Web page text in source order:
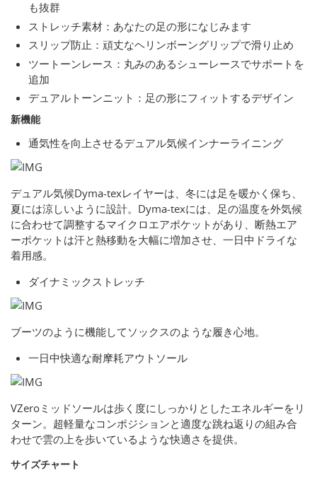
も抜群
ストレッチ素材：あなたの足の形になじみます
スリップ防止：頑丈なヘリンボーングリップで滑り止め
ツートーンレース：丸みのあるシューレースでサポートを
追加
デュアルトーンニット：足の形にフィットするデザイン
新機能
通気性を向上させるデュアル気候インナーライニング
デュアル気候Dyma-texレイヤーは、冬には足を暖かく保ち、
夏には涼しいように設計。Dyma-texには、足の温度を外気候
に合わせて調整するマイクロエアポケットがあり、断熱エア
ーポケットは汗と熱移動を大幅に増加させ、一日中ドライな
着用感。
ダイナミックストレッチ
ブーツのように機能してソックスのような履き心地。
一日中快適な耐摩耗アウトソール
VZeroミッドソールは歩く度にしっかりとしたエネルギーをリ
ターン。超軽量なコンポジションと適度な跳ね返りの組み合
わせで雲の上を歩いているような快適さを提供。
サイズチャート